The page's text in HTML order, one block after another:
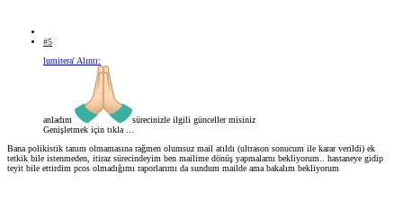
#5
lumitera' Alıntı:
anladım
sürecinizle ilgili günceller misiniz
Genişletmek için tıkla ...
Bana polikistik tanım olmamasına rağmen olumsuz mail atıldı (ultrason sonucum ile karar verildi) ek
tetkik bile istenmeden, itiraz sürecindeyim ben mailime dönüş yapmalarnı bekliyorum.. hastaneye gidip
teyit bile ettirdim pcos olmadığımı raporlarımı da sundum mailde ama bakalım bekliyorum